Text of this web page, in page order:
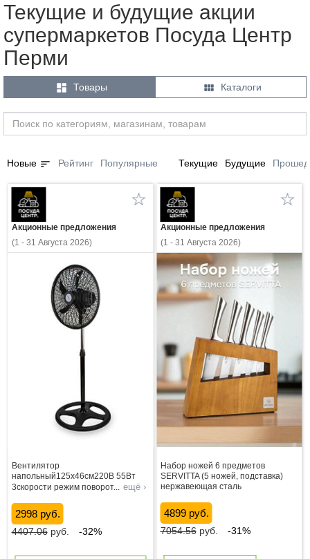
Текущие и будущие акции
супермаркетов Посуда Центр
Перми
 Товары  Каталоги
Новые sort Рейтинг Популярные Текущие Будущие
Акционные предложения
(1 - 31 Августа 2026)
Вентилятор
напольный125х46см220В 55Вт
3скорости режим поворот... ещё ›
2998 руб.
4407.06руб. -32%
Акционные предложения
(1 - 31 Августа 2026)
Набор ножей 6 предметов
SERVITTA (5 ножей, подставка)
нержавеющая сталь
4899 руб.
7054.56руб. -31%